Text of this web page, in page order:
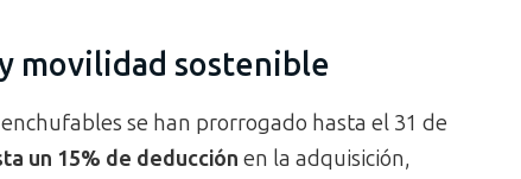
movilidad sostenible
se han prorrogado hasta el 31 de
un 15% de deducción en la adquisición,